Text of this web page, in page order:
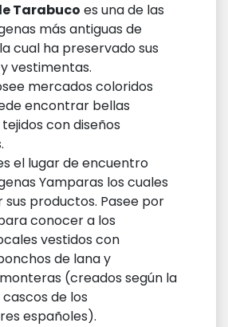
Tarabuco es una de las
más antiguas de
cual ha preservado sus
vestimentas.
mercados coloridos
encontrar bellas
con diseños
el lugar de encuentro
Yamparas los cuales
sus productos. Pasee por
conocer a los
vestidos con
de lana y
(creados según la
de los
españoles).